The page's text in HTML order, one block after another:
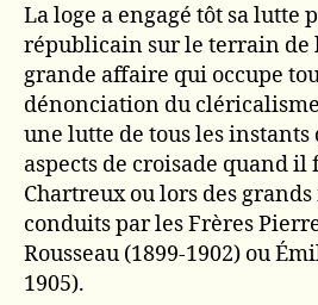
La loge a engagé tôt sa lutte
républicain sur le terrain de
grande affaire qui occupe
dénonciation du
une lutte de tous les
aspects de croisade quand
Chartreux ou lors des
conduits par les Frères
Rousseau (1899-1902) ou
1905).